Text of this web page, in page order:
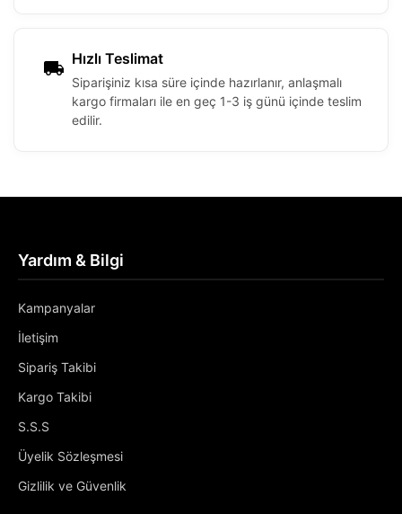
Hızlı Teslimat
Siparişiniz kısa süre içinde hazırlanır, anlaşmalı
kargo firmaları ile en geç 1-3 iş günü içinde teslim
edilir.
Yardım & Bilgi
Kampanyalar
İletişim
Sipariş Takibi
Kargo Takibi
S.S.S
Üyelik Sözleşmesi
Gizlilik ve Güvenlik